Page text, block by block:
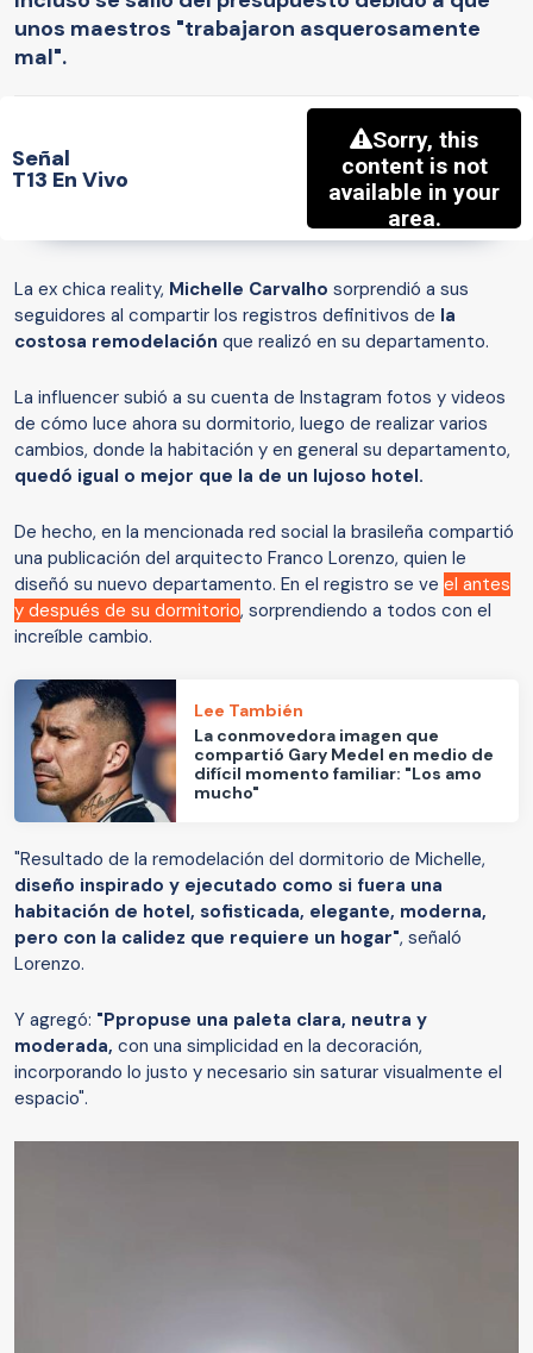
unos maestros "trabajaron asquerosamente
mal".
Señal
T13 En Vivo
La ex chica reality, Michelle Carvalho sorprendió a sus
seguidores al compartir los registros definitivos de la
costosa remodelación que realizó en su departamento.
La influencer subió a su cuenta de Instagram fotos y videos
de cómo luce ahora su dormitorio, luego de realizar varios
cambios, donde la habitación y en general su departamento,
quedó igual o mejor que la de un lujoso hotel.
De hecho, en la mencionada red social la brasileña compartió
una publicación del arquitecto Franco Lorenzo, quien le
diseñó su nuevo departamento. En el registro se ve el antes
y después de su dormitorio, sorprendiendo a todos con el
increíble cambio.
Lee También
La conmovedora imagen que
compartió Gary Medel en medio de
difícil momento familiar: "Los amo
mucho"
"Resultado de la remodelación del dormitorio de Michelle,
diseño inspirado y ejecutado como si fuera una
habitación de hotel, sofisticada, elegante, moderna,
pero con la calidez que requiere un hogar", señaló
Lorenzo.
Y agregó: "Ppropuse una paleta clara, neutra y
moderada, con una simplicidad en la decoración,
incorporando lo justo y necesario sin saturar visualmente el
espacio".